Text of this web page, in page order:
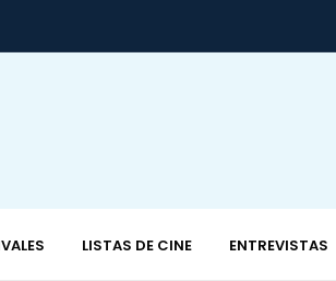
LISTAS DE CINE ENTREVISTAS